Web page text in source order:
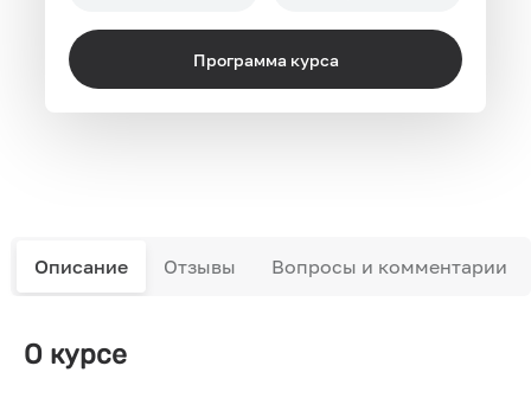
Программа курса
Описание Отзывы Вопросы и комментарии
О курсе